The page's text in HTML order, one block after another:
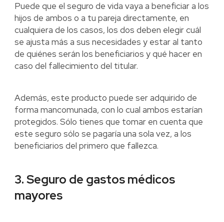
Puede que el seguro de vida vaya a beneficiar a los
hijos de ambos o a tu pareja directamente, en
cualquiera de los casos, los dos deben elegir cuál
se ajusta más a sus necesidades y estar al tanto
de quiénes serán los beneficiarios y qué hacer en
caso del fallecimiento del titular.
Además, este producto puede ser adquirido de
forma mancomunada, con lo cual ambos estarían
protegidos. Sólo tienes que tomar en cuenta que
este seguro sólo se pagaría una sola vez, a los
beneficiarios del primero que fallezca.
3. Seguro de gastos médicos
mayores